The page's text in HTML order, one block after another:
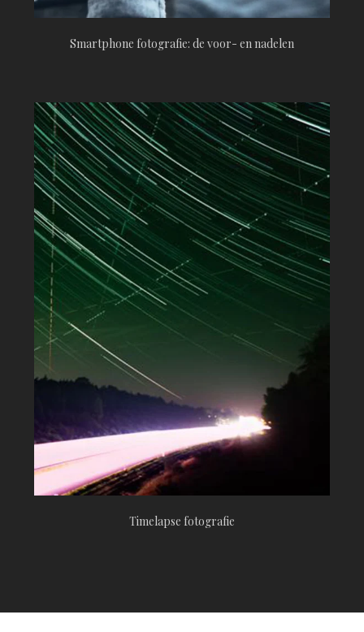
Smartphone fotografie: de voor- en nadelen
Timelapse fotografie